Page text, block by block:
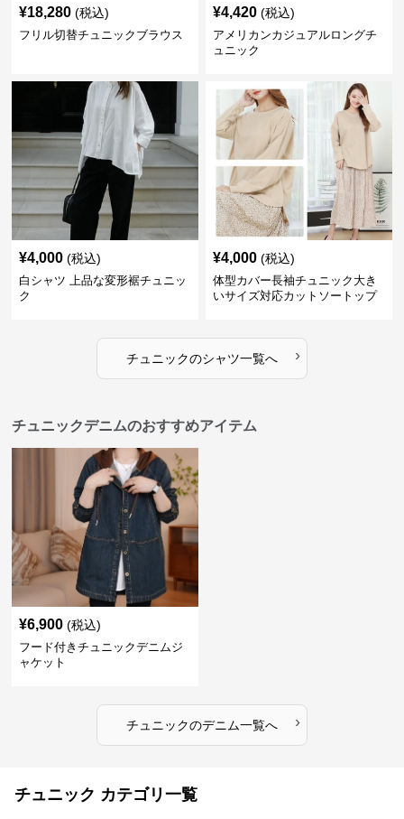
¥18,280 (税込)
フリル切替チュニックブラウス
¥4,420 (税込)
アメリカンカジュアルロングチ
ュニック
¥4,000 (税込)
白シャツ 上品な変形裾チュニッ
ク
¥4,000 (税込)
体型カバー長袖チュニック大き
いサイズ対応カットソートップ
チュニックのシャツ一覧へ ›
チュニックデニムのおすすめアイテム
¥6,900 (税込)
フード付きチュニックデニムジ
ャケット
チュニックのデニム一覧へ ›
チュニック カテゴリ一覧